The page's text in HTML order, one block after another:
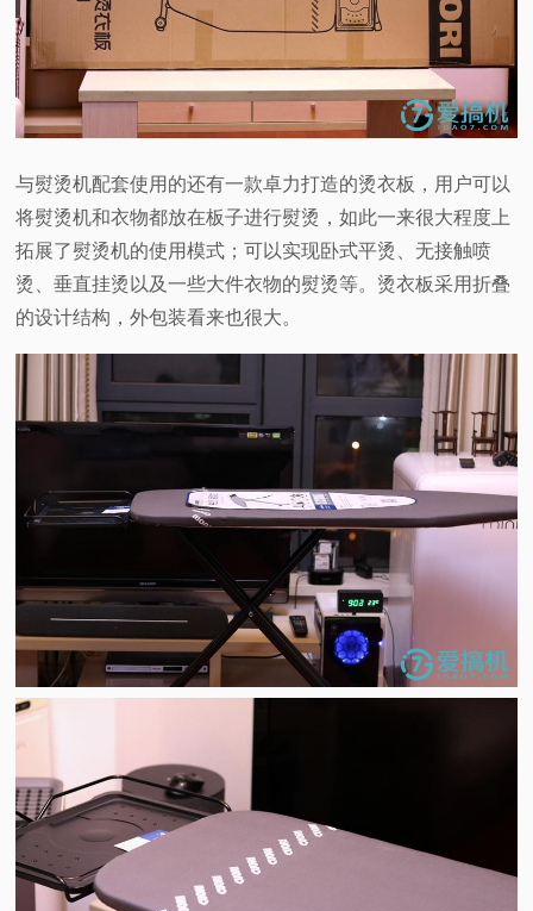
与熨烫机配套使用的还有一款卓力打造的烫衣板，用户可以
将熨烫机和衣物都放在板子进行熨烫，如此一来很大程度上
拓展了熨烫机的使用模式；可以实现卧式平烫、无接触喷
烫、垂直挂烫以及一些大件衣物的熨烫等。烫衣板采用折叠
的设计结构，外包装看来也很大。